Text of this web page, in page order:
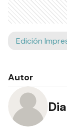
Edición
Autor